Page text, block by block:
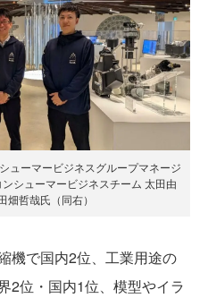
ューマービジネスグループマネージ
シューマービジネスチーム 太田由
畑哲哉氏（同右）
機で国内2位、工業用途の
2位・国内1位、模型やイラ